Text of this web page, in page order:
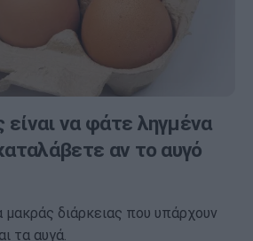
να φάτε ληγμένα
αν το αυγό
διάρκειας που υπάρχουν
τα αυγά.